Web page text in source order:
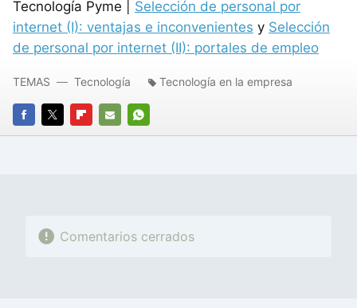
Tecnología Pyme | Selección de personal por
internet (I): ventajas e inconvenientes y Selección
de personal por internet (II): portales de empleo
FACEBOOK
TWITTERFLIPBOARD
E-
WHATSAPP
TEMAS Tecnología Tecnología en la empresa
Comentarios cerrados